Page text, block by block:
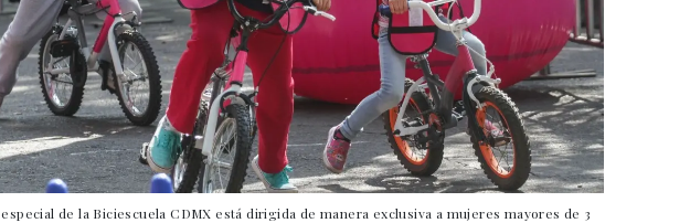
de la Biciescuela CDMX está dirigida de manera exclusiva a mujeres mayores de 3